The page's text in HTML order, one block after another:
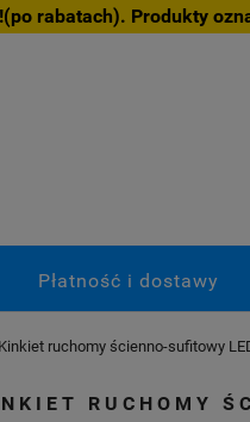
rabatach). Produkty
Płatność i dostawy
Kinkiet ruchomy ścienno-sufitowy
RUCHOMY